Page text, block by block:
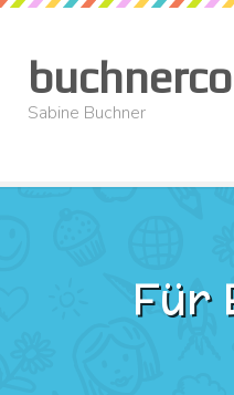
Sabine Buchner
Für